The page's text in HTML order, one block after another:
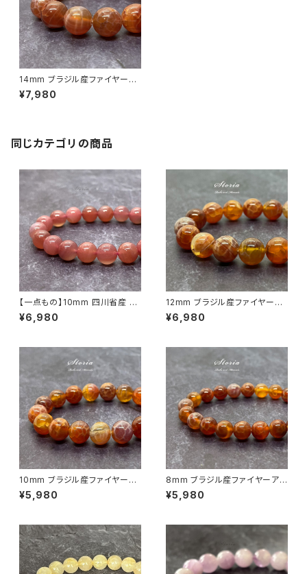
14mm ブラジル産ファイヤーア
ゲート（瑪瑙）ブレスレット
¥7,980
同じカテゴリの商品
【一点もの】10mm 四川省産 塩
源瑪瑙 ブレスレット
¥6,980
12mm ブラジル産ファイヤーア
ゲート（瑪瑙）ブレスレット
¥6,980
10mm ブラジル産ファイヤーア
ゲート（瑪瑙）ブレスレット
¥5,980
8mm ブラジル産ファイヤーア
ゲート（瑪瑙）ブレスレット
¥5,980